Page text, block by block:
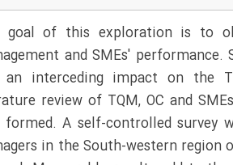
goal of this exploration is to
and SMEs'
an interceding impact on the
review of TQM, OC and
formed. A self-controlled survey
in the South-western region